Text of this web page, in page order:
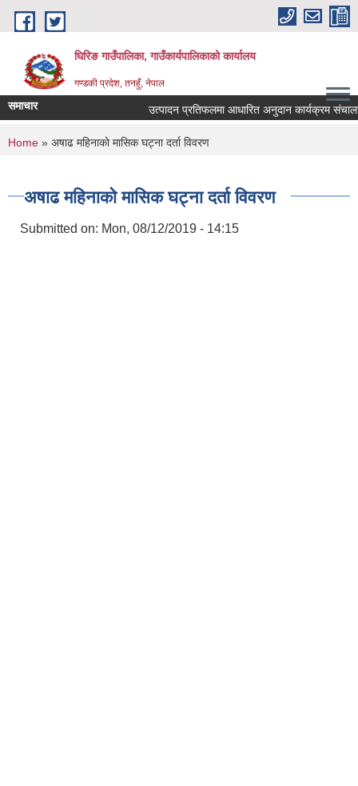
Skip to main content
घिरिङ गाउँपालिका, गाउँकार्यपालिकाको कार्यालय
गण्डकी प्रदेश, तनहुँ, नेपाल
समाचार उत्पादन प्रतिफलमा आधारित अनुदान कार्यक्रम
You are here
Home » अषाढ महिनाकाे मासिक घट्ना दर्ता विवरण
अषाढ महिनाकाे मासिक घट्ना दर्ता विवरण
Submitted on: Mon, 08/12/2019 - 14:15